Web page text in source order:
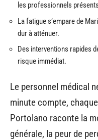
les professionnels
La fatigue s’empare de
dur à atténuer.
Des interventions rapides
risque immédiat.
Le personnel médical
minute compte,
Portolano raconte la
générale, la peur de